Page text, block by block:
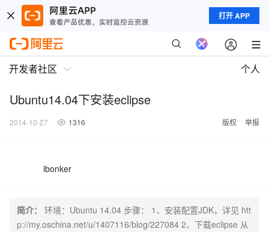
打开 APP
开发者社区 个人
Ubuntu14.04下安装eclipse
2014-10-27 1316 版权 举报
ibonker
简介：
环境：Ubuntu 14.04 步骤： 1、安装配置JDK，详见 htt
p://my.oschina.net/u/1407116/blog/227084 2、下载eclipse 从